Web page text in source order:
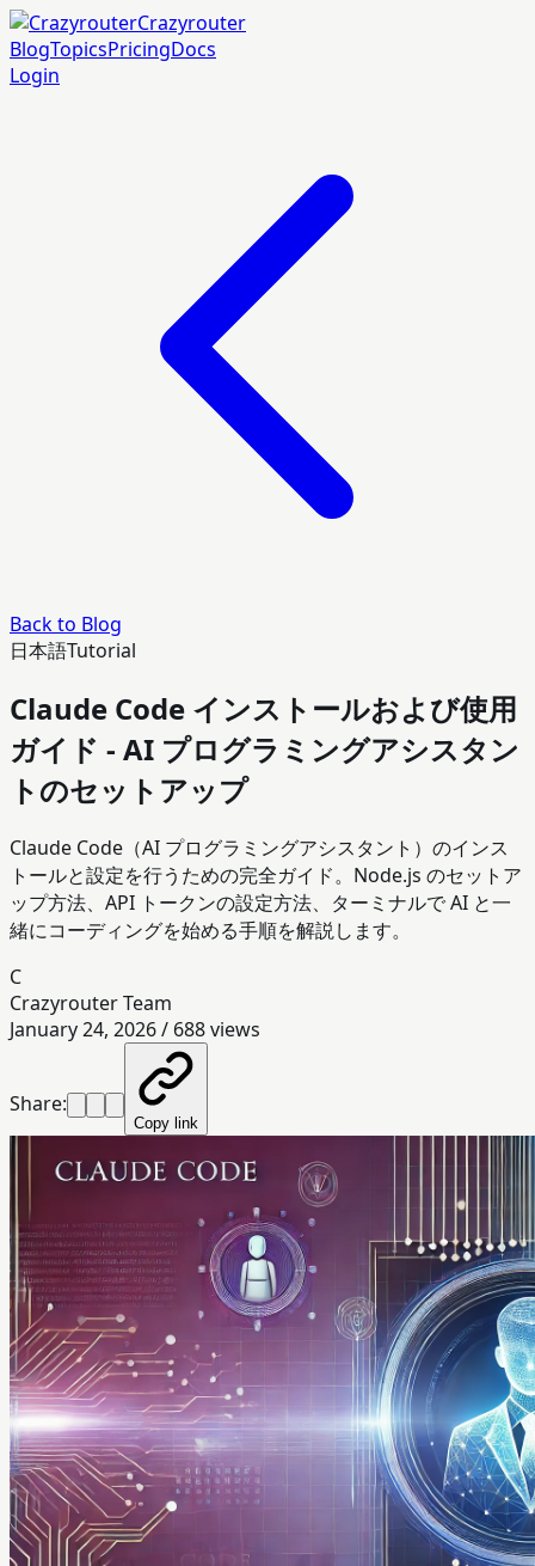
Crazyrouter
BlogTopicsPricingDocs
Login
Back to Blog
日本語Tutorial
Claude Code インストールおよび使用
ガイド - AI プログラミングアシスタン
トのセットアップ
Claude Code（AI プログラミングアシスタント）のインス
トールと設定を行うための完全ガイド。Node.js のセットア
ップ方法、API トークンの設定方法、ターミナルで AI と一
緒にコーディングを始める手順を解説します。
C
Crazyrouter Team
January 24, 2026/ 688views
Share:
Copy link